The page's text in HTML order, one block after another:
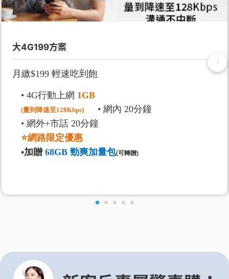
大4G199方案
月繳$199 輕速吃到飽
• 4G行動上網 1GB
(量到降速至128Kbps)
• 網內 20分鐘
• 網外+市話 20分鐘
⭐網路限定優惠
•加贈 68GB 勁爽加量包(可轉贈)